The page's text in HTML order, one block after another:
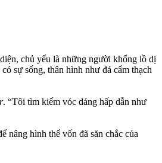
chủ yếu là những người khổng lồ dị
sự sống, thân hình như đá cẩm thạch
. “Tôi tìm kiếm vóc dáng hấp dẫn như
nâng hình thể vốn đã săn chắc của